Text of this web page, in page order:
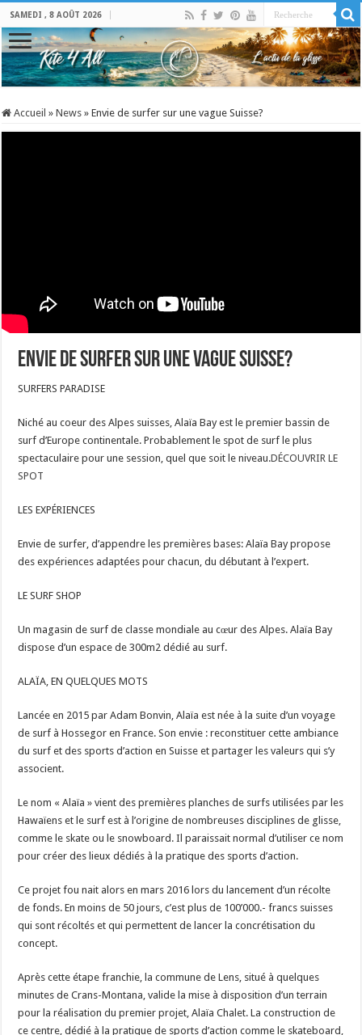
SAMEDI , 8 AOÛT 2026
Accueil » News » Envie de surfer sur une vague Suisse?
Envie de surfer sur une vague Suisse?
SURFERS PARADISE
Niché au coeur des Alpes suisses, Alaïa Bay est le premier bassin de
surf d’Europe continentale. Probablement le spot de surf le plus
spectaculaire pour une session, quel que soit le niveau.DÉCOUVRIR LE
SPOT
LES EXPÉRIENCES
Envie de surfer, d’appendre les premières bases: Alaïa Bay propose
des expériences adaptées pour chacun, du débutant à l’expert.
LE SURF SHOP
Un magasin de surf de classe mondiale au cœur des Alpes. Alaïa Bay
dispose d’un espace de 300m2 dédié au surf.
ALAÏA, EN QUELQUES MOTS
Lancée en 2015 par Adam Bonvin, Alaïa est née à la suite d’un voyage
de surf à Hossegor en France. Son envie : reconstituer cette ambiance
du surf et des sports d’action en Suisse et partager les valeurs qui s’y
associent.
Le nom « Alaïa » vient des premières planches de surfs utilisées par les
Hawaïens et le surf est à l’origine de nombreuses disciplines de glisse,
comme le skate ou le snowboard. Il paraissait normal d’utiliser ce nom
pour créer des lieux dédiés à la pratique des sports d’action.
Ce projet fou nait alors en mars 2016 lors du lancement d’un récolte
de fonds. En moins de 50 jours, c’est plus de 100’000.- francs suisses
qui sont récoltés et qui permettent de lancer la concrétisation du
concept.
Après cette étape franchie, la commune de Lens, situé à quelques
minutes de Crans-Montana, valide la mise à disposition d’un terrain
pour la réalisation du premier projet, Alaïa Chalet. La construction de
ce centre, dédié à la pratique de sports d’action comme le skateboard,